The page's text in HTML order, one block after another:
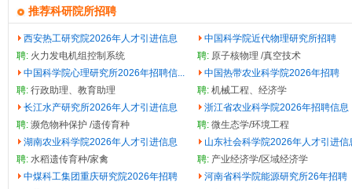
推荐科研院所招聘
西安热工研究院2026年人才引进信息
聘: 火力发电机组控制系统
中国科学院近代物理研究所招聘
聘: 原子核物理 /真空技术
中国科学院心理研究所2026年招聘信...
聘: 行政助理、教育助理
中国热带农业科学院2026年招聘
聘: 机械工程、经济学
长江水产研究所2026年人才引进信息
聘: 濒危物种保护 /遗传育种
浙江省农业科学院2026年招聘信息
聘: 微生态学/环境工程
湖南农业科学院2026年人才引进信息
聘: 水稻遗传育种/家禽
山东社会科学院2026年人才引进信
聘: 产业经济学/区域经济学
中煤科工集团重庆研究院2026年招聘
河南省科学院能源研究所26年招聘